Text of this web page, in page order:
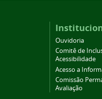
Ouvidoria
Comitê de
Acessibilidade
Acesso a
Comissão
Avaliação